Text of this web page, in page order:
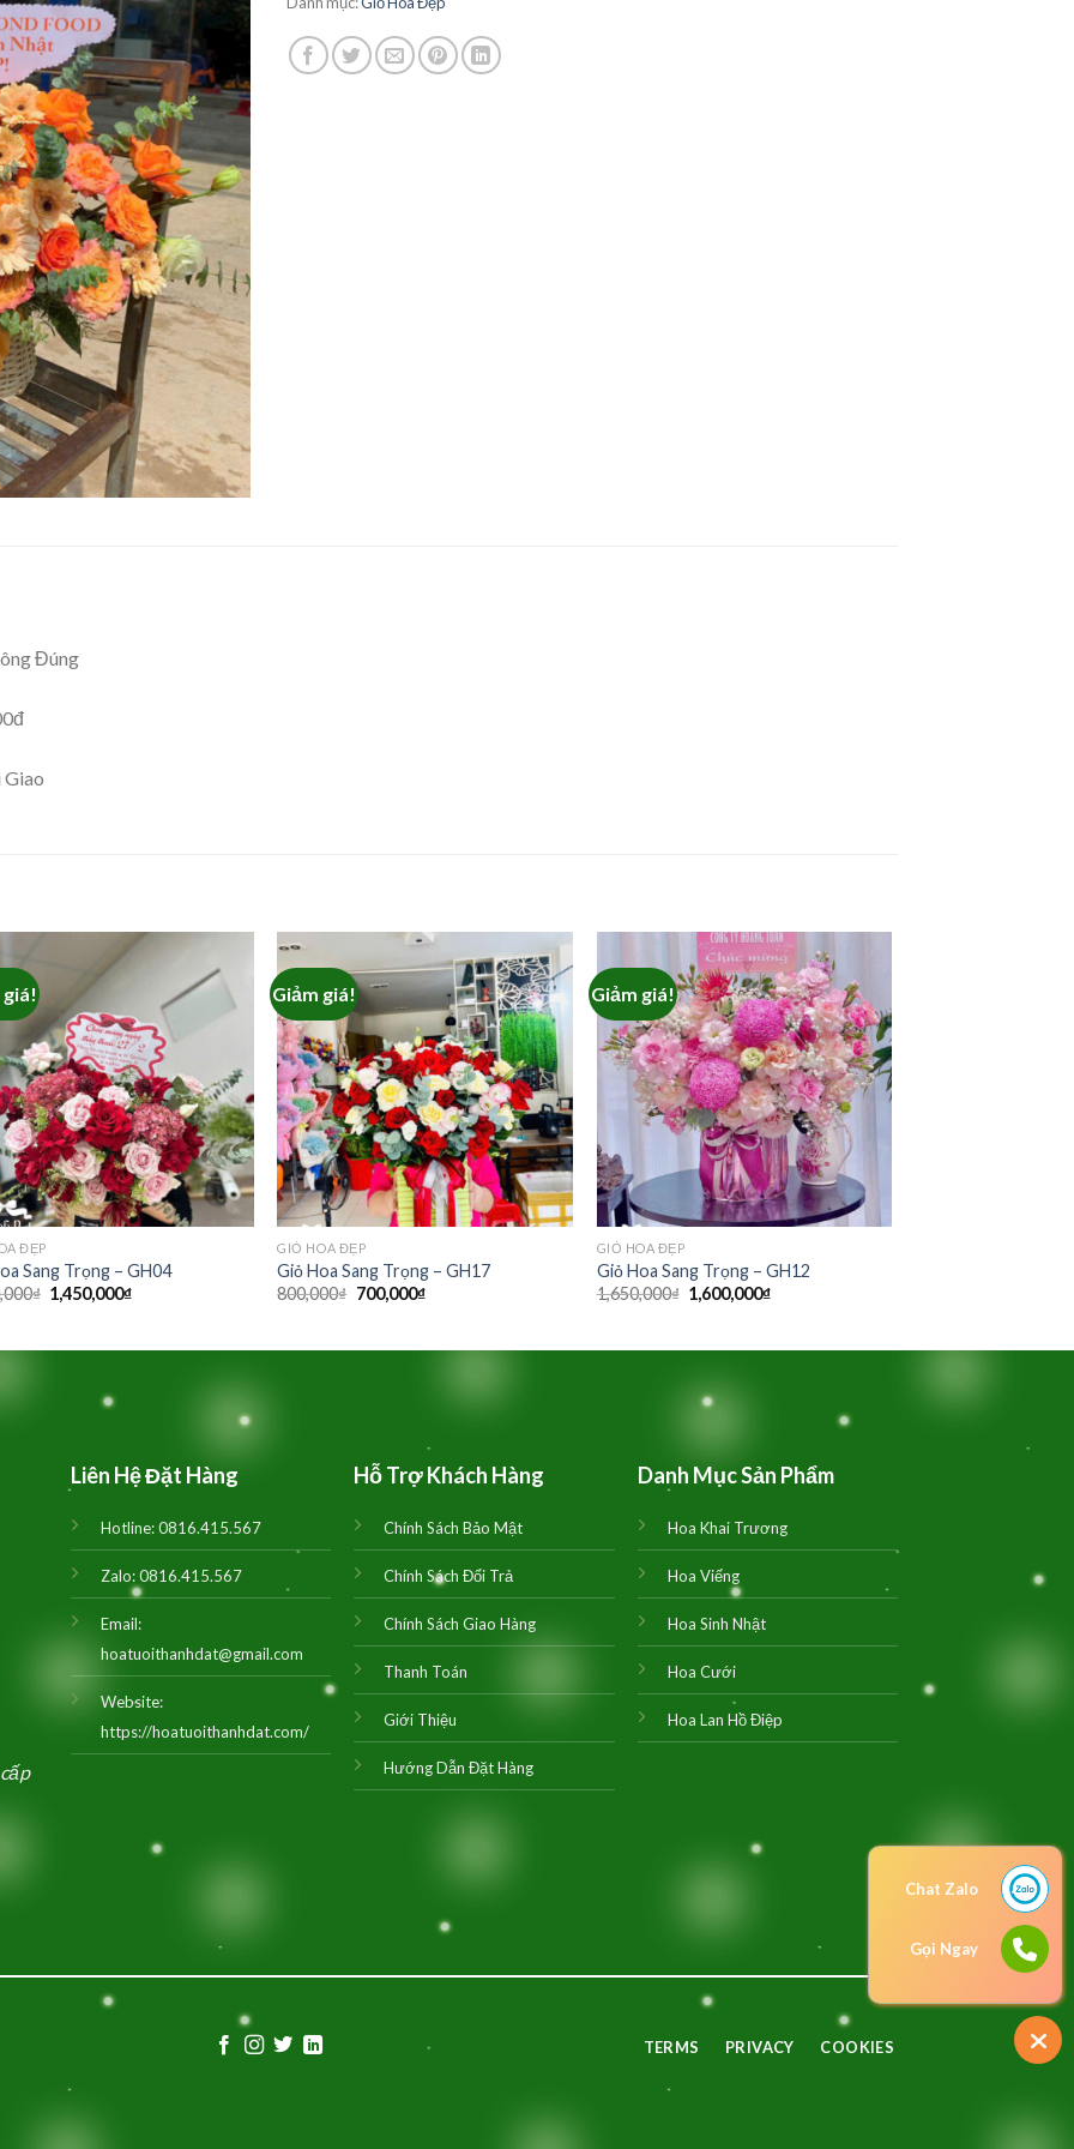
Đúng
Giao
ĐẸP
Sang Trọng – GH04
₫ Giá
1,450,000₫Giá
Giảm giá!
GIỎ HOA ĐẸP
Giỏ Hoa Sang Trọng – GH17
800,000₫ Giá
700,000₫Giá
Giảm giá!
GIỎ HOA ĐẸP
Giỏ Hoa Sang Trọng – GH12
1,650,000₫ Giá
1,600,000₫Giá
Liên Hệ Đặt Hàng
Hotline:0816.415.567
Zalo:0816.415.567
Email:
hoatuoithanhdat@gmail.com
Website:
https://hoatuoithanhdat.com/
Hỗ Trợ Khách Hàng
Chính Sách Bảo Mật
Chính Sách Đổi Trả
Chính Sách Giao Hàng
Thanh Toán
Giới Thiệu
Hướng Dẫn Đặt Hàng
Danh Mục Sản Phẩm
Hoa Khai Trương
Hoa Viếng
Hoa Sinh Nhật
Hoa Cưới
Hoa Lan Hồ Điệp
TERMS PRIVACY COOKIES
Chat Zalo
Gọi Ngay